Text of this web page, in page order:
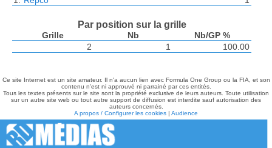
Par position sur la grille
Grille Nb
Nb/GP %
2
1 100.00
Ce site Internet est un site amateur. Il n'a aucun lien avec Formula One Group ou la FIA, et son
contenu n'est ni approuvé ni parrainé par ces entités.
Tous les textes présents sur le site sont la propriété exclusive de leurs auteurs. Toute utilisation
sur un autre site web ou tout autre support de diffusion est interdite sauf autorisation des
auteurs concernés.
A propos / Configurer les cookies | Audience